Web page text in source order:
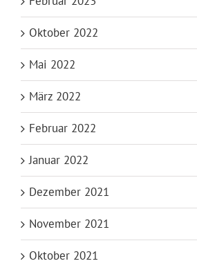
Oktober 2022
Mai 2022
März 2022
Februar 2022
Januar 2022
Dezember 2021
November 2021
Oktober 2021